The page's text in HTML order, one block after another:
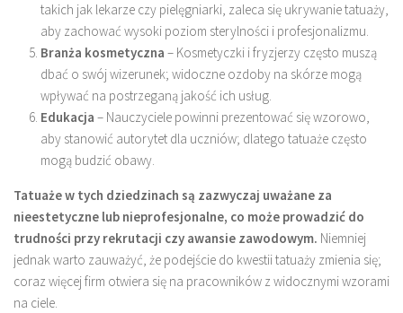
takich jak lekarze czy pielęgniarki, zaleca się ukrywanie tatuaży,
aby zachować wysoki poziom sterylności i profesjonalizmu.
Branża kosmetyczna – Kosmetyczki i fryzjerzy często muszą
dbać o swój wizerunek; widoczne ozdoby na skórze mogą
wpływać na postrzeganą jakość ich usług.
Edukacja – Nauczyciele powinni prezentować się wzorowo,
aby stanowić autorytet dla uczniów; dlatego tatuaże często
mogą budzić obawy.
Tatuaże w tych dziedzinach są zazwyczaj uważane za
nieestetyczne lub nieprofesjonalne, co może prowadzić do
trudności przy rekrutacji czy awansie zawodowym. Niemniej
jednak warto zauważyć, że podejście do kwestii tatuaży zmienia się;
coraz więcej firm otwiera się na pracowników z widocznymi wzorami
na ciele.